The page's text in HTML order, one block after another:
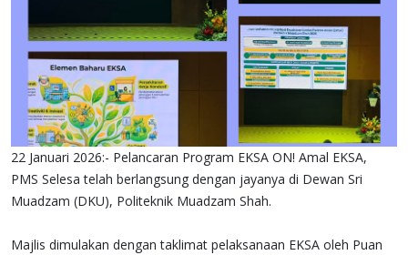
22 Januari 2026:- Pelancaran Program EKSA ON! Amal EKSA,
PMS Selesa telah berlangsung dengan jayanya di Dewan Sri
Muadzam (DKU), Politeknik Muadzam Shah.
Majlis dimulakan dengan taklimat pelaksanaan EKSA oleh Puan